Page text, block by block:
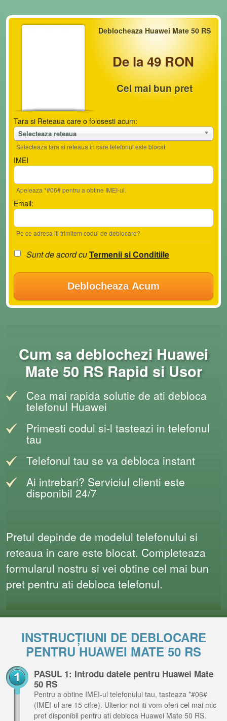
Deblocheaza Huawei Mate 50 RS
De la 49 RON
Cel mai bun pret
Tara si Reteaua care o folosesti acum:
Selecteaza reteaua
Selecteaza tara si reteaua in care telefonul este blocat.
IMEI
Apeleaza *#06# pentru a obtine IMEI-ul.
Email:
Pe ce adresa iti trimitem codul de deblocare?
Sunt de acord cuTermenii si Conditiile
Deblocheaza Acum
Cum sa deblochezi Huawei
Mate 50 RS Rapid si Usor
Cea mai rapida solutie de ati debloca
telefonul Huawei
Primesti codul si-l tasteazi in telefonul
tau
Telefonul tau se va debloca instant
Ai intrebari? Serviciul clienti este
disponibil 24/7
Pretul depinde de modelul telefonului si
reteaua in care este blocat. Completeaza
formularul nostru si vei obtine cel mai bun
pret pentru ati debloca telefonul.
INSTRUCȚIUNI DE DEBLOCARE
PENTRU HUAWEI MATE 50 RS
PASUL 1: Introdu datele pentru Huawei Mate
50 RS
Pentru a obtine IMEI-ul telefonului tau, tasteaza *#06#
(IMEI-ul are 15 cifre). Ulterior noi iti vom oferi cel mai mic
pret disponibil pentru ati debloca Huawei Mate 50 RS.